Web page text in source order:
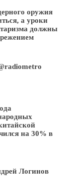
оружия
а уроки
должны
на 30% в
Логинов